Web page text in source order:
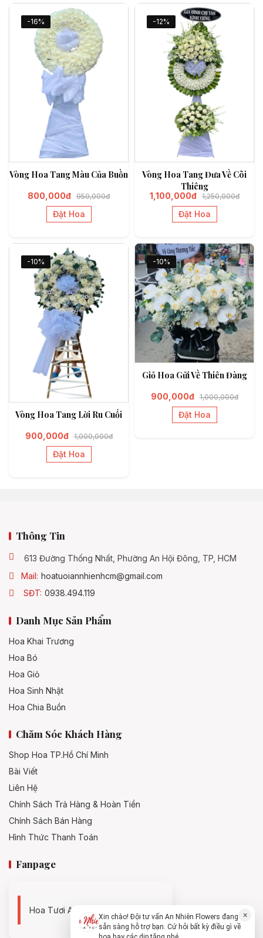
-16%
Vòng Hoa Tang Màu Của Buồn
800,000đ 950,000đ
Đặt Hoa
-12%
Vòng Hoa Tang Đưa Về Cõi
Thiêng
1,100,000đ 1,250,000đ
Đặt Hoa
-10%
Vòng Hoa Tang Lời Ru Cuối
900,000đ 1,000,000đ
Đặt Hoa
-10%
Giỏ Hoa Gửi Về Thiên Đàng
900,000đ 1,000,000đ
Đặt Hoa
Thông Tin
613 Đường Thống Nhất, Phường An Hội Đông, TP, HCM
Mail: hoatuoiannhienhcm@gmail.com
SĐT: 0938.494.119
Danh Mục Sản Phẩm
Hoa Khai Trương
Hoa Bó
Hoa Giỏ
Hoa Sinh Nhật
Hoa Chia Buồn
Chăm Sóc Khách Hàng
Shop Hoa TP.Hồ Chí Minh
Bài Viết
Liên Hệ
Chính Sách Trả Hàng & Hoàn Tiền
Chính Sách Bán Hàng
Hình Thức Thanh Toán
Fanpage
Hoa Tươi An Nhiên - 0938494119 ×
Xin chào! Đội tư vấn An Nhiên Flowers đang
sẵn sàng hỗ trợ bạn. Cứ hỏi bất kỳ điều gì về